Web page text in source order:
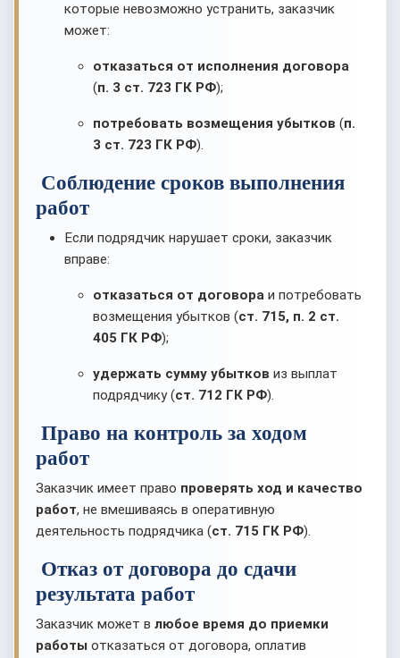
которые невозможно устранить, заказчик
может:
отказаться от исполнения договора
(п. 3 ст. 723 ГК РФ);
потребовать возмещения убытков (п.
3 ст. 723 ГК РФ).
Соблюдение сроков выполнения
работ
Если подрядчик нарушает сроки, заказчик
вправе:
отказаться от договора и потребовать
возмещения убытков (ст. 715, п. 2 ст.
405 ГК РФ);
удержать сумму убытков из выплат
подрядчику (ст. 712 ГК РФ).
Право на контроль за ходом
работ
Заказчик имеет право проверять ход и качество
работ, не вмешиваясь в оперативную
деятельность подрядчика (ст. 715 ГК РФ).
Отказ от договора до сдачи
результата работ
Заказчик может в любое время до приемки
работы отказаться от договора, оплатив